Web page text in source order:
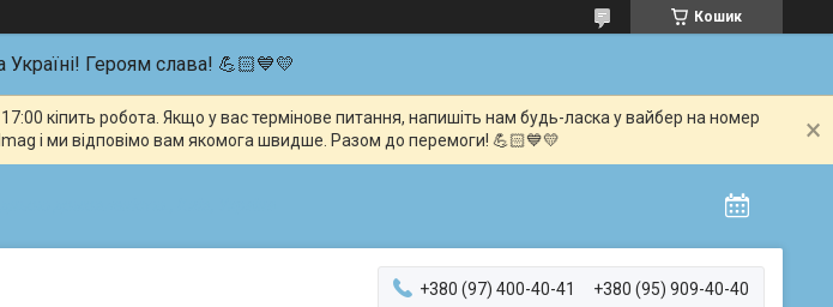
Кошик
Героям слава! 💪🏻💙💛
кіпить робота. Якщо у вас термінове питання, напишіть нам будь-ласка у вайбер на номер
і ми відповімо вам якомога швидше. Разом до перемоги! 💪🏻💙💛
+380 (97) 400-40-41 +380 (95) 909-40-40